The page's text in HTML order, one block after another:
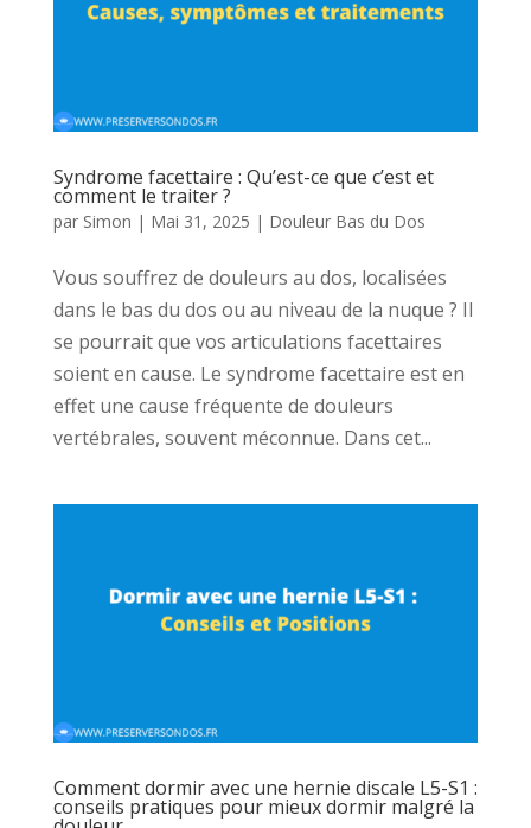
Syndrome facettaire : Qu’est-ce que c’est et
comment le traiter ?
par Simon | Mai 31, 2025 | Douleur Bas du Dos
Vous souffrez de douleurs au dos, localisées
dans le bas du dos ou au niveau de la nuque ? Il
se pourrait que vos articulations facettaires
soient en cause. Le syndrome facettaire est en
effet une cause fréquente de douleurs
vertébrales, souvent méconnue. Dans cet...
Comment dormir avec une hernie discale L5-S1 :
conseils pratiques pour mieux dormir malgré la